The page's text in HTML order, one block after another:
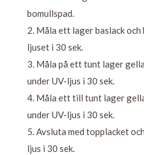
bomullspad.
2. Måla ett lager baslack
ljuset i 30 sek.
3. Måla på ett tunt lager
under UV-ljus i 30 sek.
4. Måla ett till tunt lager
under UV-ljus i 30 sek.
5. Avsluta med topplacket
ljus i 30 sek.